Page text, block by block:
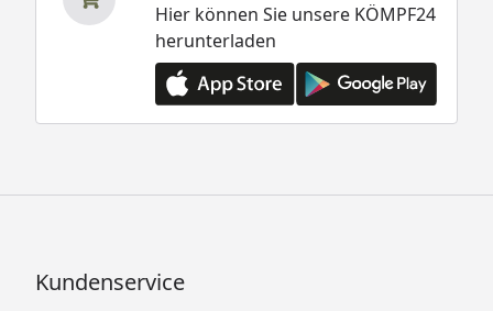
Hier können Sie unsere KÖMPF24
herunterladen
Kundenservice